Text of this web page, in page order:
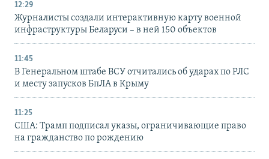
12:29
Журналисты создали интерактивную карту военной
инфраструктуры Беларуси – в ней 150 объектов
11:45
В Генеральном штабе ВСУ отчитались об ударах по РЛС
и месту запусков БпЛА в Крыму
11:25
США: Трамп подписал указы, ограничивающие право
на гражданство по рождению